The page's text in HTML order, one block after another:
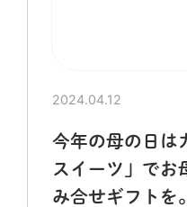
2024.04.12
今年の母の日は
スイーツ」でお
み合せギフトを。